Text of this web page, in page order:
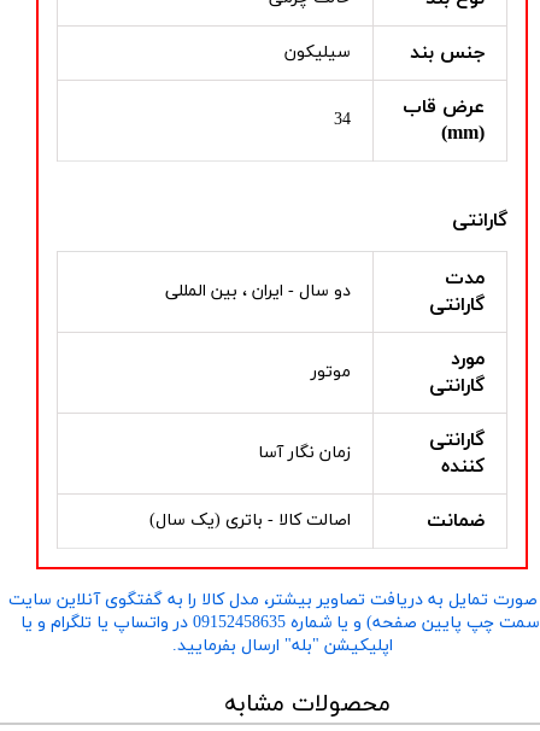
جنس بند سیلیکون
عرض قاب
(mm)
34
گارانتی
مدت
گارانتی
دو سال - ایران ، بین المللی
مورد
گارانتی
موتور
گارانتی
کننده
زمان نگار آسا
ضمانت اصالت کالا - باتری (یک سال)
تمایل به دریافت تصاویر بیشتر، مدل کالا را به گفتگوی آنلاین سایت
​​​​​​​(سمت چپ پایین صفحه) و یا شماره 09152458635 در واتساپ یا تلگرام و یا
اپلیکیشن "بله" ارسال بفرمایید.
محصولات مشابه